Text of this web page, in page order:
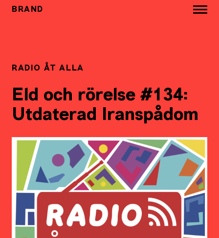
BRAND
RADIO ÅT ALLA
Eld och rörelse #134:
Utdaterad Iranspådom